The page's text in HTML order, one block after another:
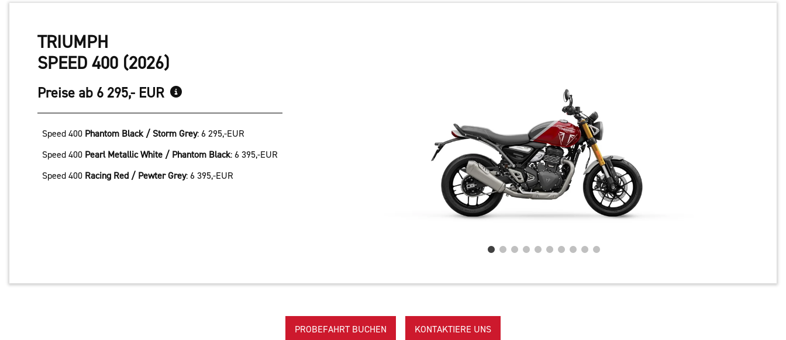
TRIUMPH
SPEED 400 (2026)
Preise ab 6 295,- EUR
Speed 400 Phantom Black / Storm Grey: 6 295,-EUR
Speed 400 Pearl Metallic White / Phantom Black: 6 395,-EUR
Speed 400 Racing Red / Pewter Grey: 6 395,-EUR
PROBEFAHRT BUCHEN KONTAKTIERE UNS